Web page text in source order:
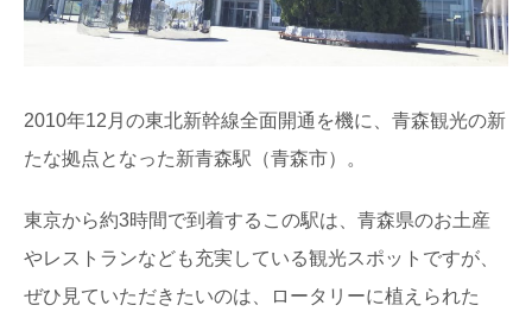
森に行くときに気を付けたい、危険な生物た
最近話題の「森林認証」って何？その種類や
東京オリンピックやエシカル消費のシーンで話題になっ
ている「森林認証」というキーワード。 聞いた...
2010年12月の東北新幹線全面開通を機に、青森観光の新
たな拠点となった新青森駅（青森市）。
東京から約3時間で到着するこの駅は、青森県のお土産
やレストランなども充実している観光スポットですが、
ぜひ見ていただきたいのは、ロータリーに植えられた